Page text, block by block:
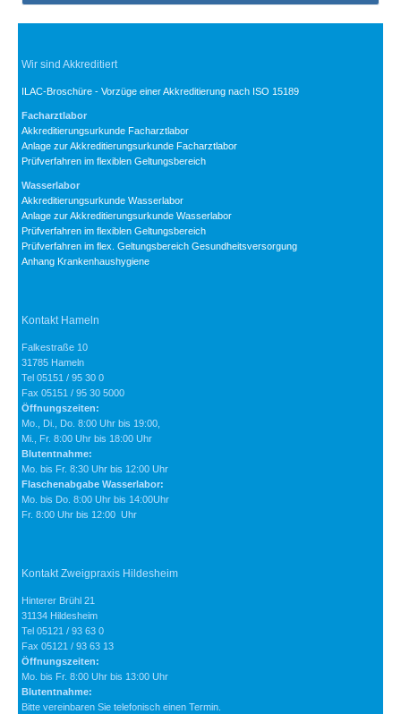
Wir sind Akkreditiert
ILAC-Broschüre - Vorzüge einer Akkreditierung nach ISO 15189
Facharztlabor
Akkreditierungsurkunde Facharztlabor
Anlage zur Akkreditierungsurkunde Facharztlabor
Prüfverfahren im flexiblen Geltungsbereich
Wasserlabor
Akkreditierungsurkunde Wasserlabor
Anlage zur Akkreditierungsurkunde Wasserlabor
Prüfverfahren im flexiblen Geltungsbereich
Prüfverfahren im flex. Geltungsbereich Gesundheitsversorgung
Anhang Krankenhaushygiene
Kontakt Hameln
Falkestraße 10
31785 Hameln
Tel 05151 / 95 30 0
Fax 05151 / 95 30 5000
Öffnungszeiten:
Mo., Di., Do. 8:00 Uhr bis 19:00,
Mi., Fr. 8:00 Uhr bis 18:00 Uhr
Blutentnahme:
Mo. bis Fr. 8:30 Uhr bis 12:00 Uhr
Flaschenabgabe Wasserlabor:
Mo. bis Do. 8:00 Uhr bis 14:00Uhr
Fr. 8:00 Uhr bis 12:00 Uhr
Kontakt Zweigpraxis Hildesheim
Hinterer Brühl 21
31134 Hildesheim
Tel 05121 / 93 63 0
Fax 05121 / 93 63 13
Öffnungszeiten:
Mo. bis Fr. 8:00 Uhr bis 13:00 Uhr
Blutentnahme:
Bitte vereinbaren Sie telefonisch einen Termin.